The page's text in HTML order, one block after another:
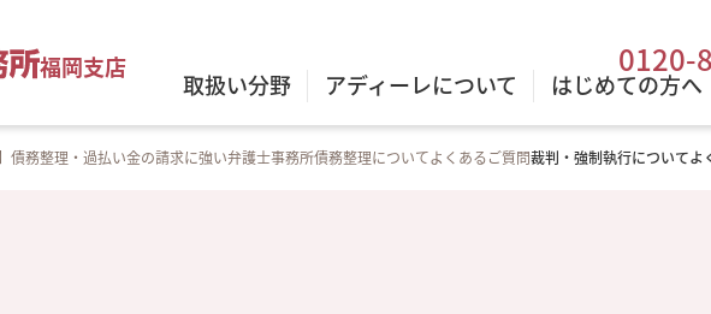
福岡支店 0120-
取扱い分野 アディーレについて はじめての方へ
債務整理・過払い金の請求に強い弁護士事務所債務整理についてよくあるご質問裁判・強制執行についてよ